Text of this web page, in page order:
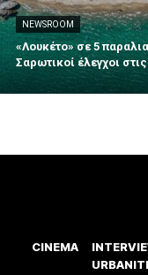
NEWSROOM
«Λουκέτο» σε 5
Σαρωτικοί έλεγχοι
CINEMA